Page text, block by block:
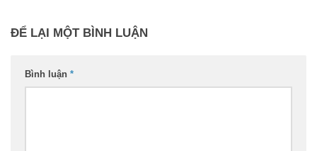
ĐỂ LẠI MỘT BÌNH LUẬN
Bình luận *